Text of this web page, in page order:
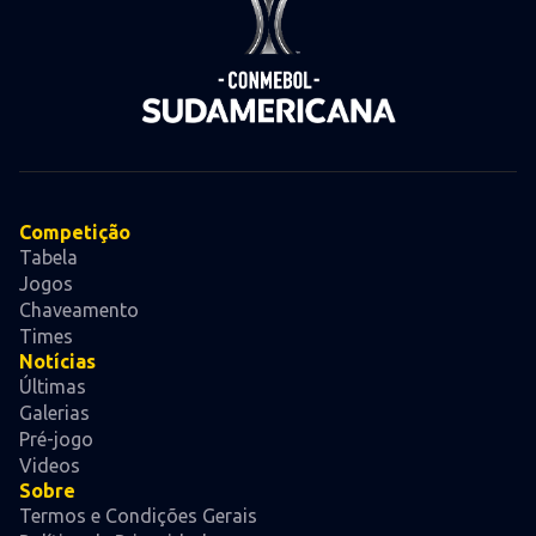
Competição
Tabela
Jogos
Chaveamento
Times
Notícias
Últimas
Galerias
Pré-jogo
Videos
Sobre
Termos e Condições Gerais